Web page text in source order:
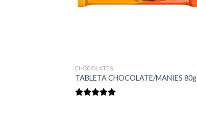
CHOCOLATES
TABLETA CHOCOLATE/MANIES 80g